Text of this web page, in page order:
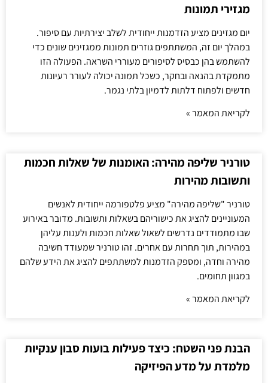
מגזירי תמונות
יום מגזינים מציע הזדמנות ייחודית לשלב יצירתיות עם סיפור.
במהלך יום זה, המשתתפים גוזרים תמונות ממגזינים שונים כדי
להשתמש בהן כבסיס לסיפורים מעוררי השראה. הפעולה הזו
מתמקדת בהנאה ובחקר, כשכל תמונה יכולה לעורר רעיונות
חדשים ולפתוח דלתות לדמיון בלתי נגמר.
לקריאת המאמר »
טורניר שליפה מהירה: האומנות של שאלות חכמות
ותשובות מהירות
טורניר "שליפה מהירה" מציע פלטפורמה ייחודית לאנשים
המעוניינים להציג את כישוריהם בשאלות ותשובות. מדובר באירוע
שבו מתמודדים נדרשים לשאול שאלות חכמות ולענות עליהן
במהירות, תוך תחרות עם אחרים. זהו טורניר שמעודד חשיבה
מהירה וחדה, ומספק הזדמנות למשתתפים להציג את הידע שלהם
במגוון תחומים.
לקריאת המאמר »
הבנת פני השטח: כיצד פעילות בועות סבון ענקיות
מלמדת על מדע הפיזיקה